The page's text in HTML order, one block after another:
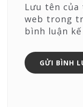
Lưu tên
web trong
bình luận